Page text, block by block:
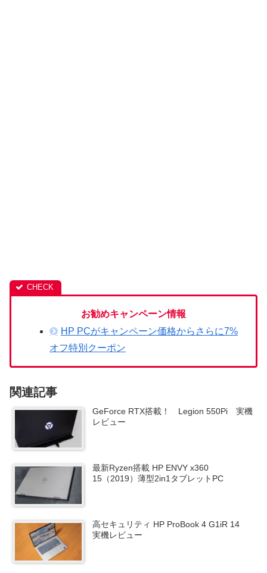
お勧めキャンペーン情報
HP PCがキャンペーン価格からさらに7%
オフ特別クーポン
関連記事
GeForce RTX搭載！ Legion 550Pi 実機
レビュー
最新Ryzen搭載 HP ENVY x360
15（2019）薄型2in1タブレットPC
高セキュリティ HP ProBook 4 G1iR 14
実機レビュー